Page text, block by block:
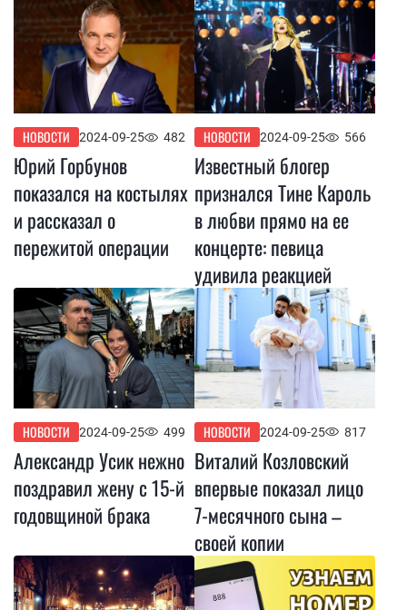
НОВОСТИ 2024-09-25 482
Юрий Горбунов
показался на костылях
и рассказал о
пережитой операции
НОВОСТИ 2024-09-25 566
Известный блогер
признался Тине Кароль
в любви прямо на ее
концерте: певица
удивила реакцией
НОВОСТИ 2024-09-25 499
Александр Усик нежно
поздравил жену с 15-й
годовщиной брака
НОВОСТИ 2024-09-25 817
Виталий Козловский
впервые показал лицо
7-месячного сына –
своей копии